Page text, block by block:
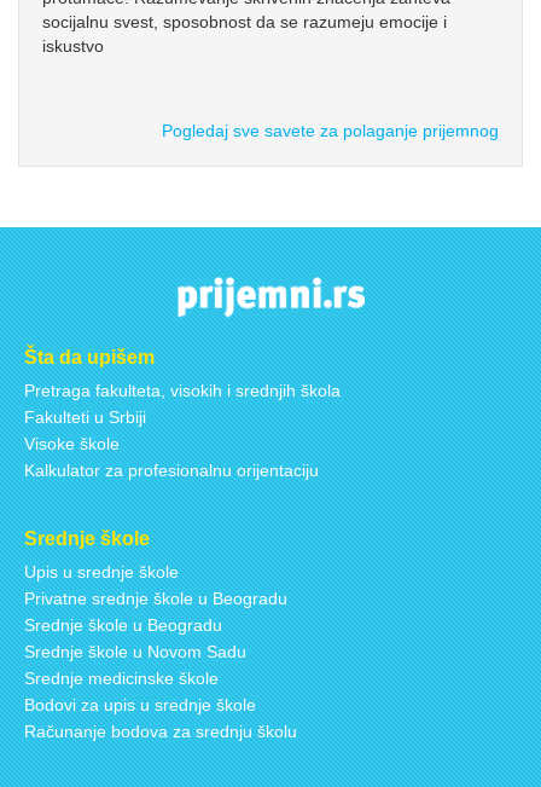
socijalnu svest, sposobnost da se razumeju emocije i
iskustvo
Pogledaj sve savete za polaganje prijemnog
Šta da upišem
Pretraga fakulteta, visokih i srednjih škola
Fakulteti u Srbiji
Visoke škole
Kalkulator za profesionalnu orijentaciju
Srednje škole
Upis u srednje škole
Privatne srednje škole u Beogradu
Srednje škole u Beogradu
Srednje škole u Novom Sadu
Srednje medicinske škole
Bodovi za upis u srednje škole
Računanje bodova za srednju školu